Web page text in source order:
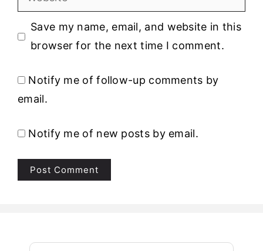
Save my name, email, and website in this
browser for the next time I comment.
Notify me of follow-up comments by
email.
Notify me of new posts by email.